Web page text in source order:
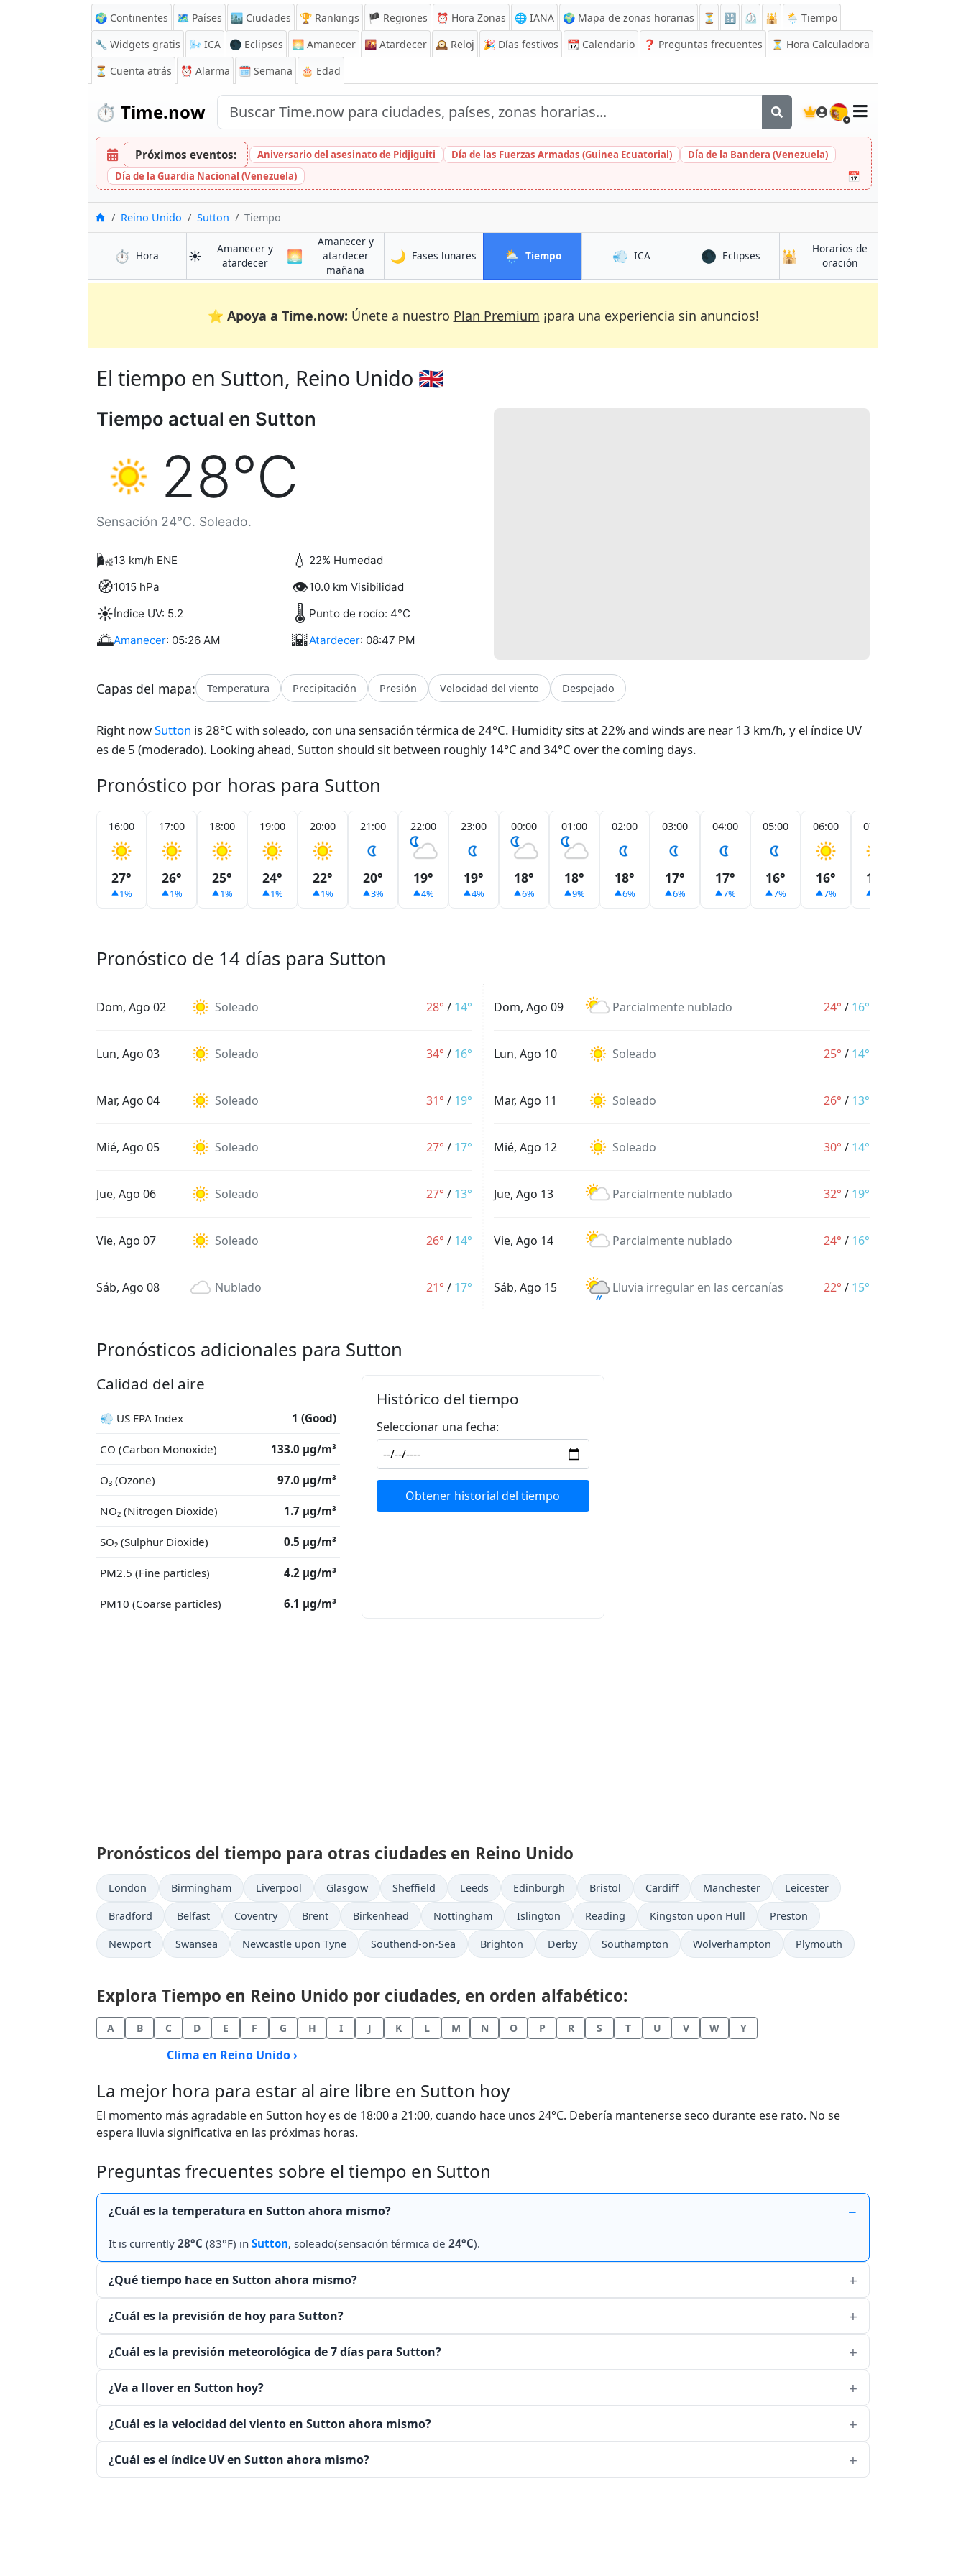
🌍 Continentes 🗺️ Países 🏙️ Ciudades 🏆 Rankings 🏴 Regiones ⏰ Hora Zonas 🌐 IANA 🌍 Mapa de zonas horarias ⏳ 🔡 ⏲️ 🕌
🌦️ Tiempo
🔧 Widgets gratis
🌬️ ICA 🌑 Eclipses 🌅 Amanecer 🌇 Atardecer 🕰️ Reloj 🎉 Días festivos 📆 Calendario ❓ Preguntas frecuentes
⏳ Hora Calculadora
⏳ Cuenta atrás ⏰ Alarma 🗓️ Semana 🎂 Edad
⏱️ Time.now 🇪🇸
Próximos eventos: Aniversario del asesinato de Pidjiguiti Día de las Fuerzas Armadas (Guinea Ecuatorial)
Día de la Bandera (Venezuela)
Día de la Guardia Nacional (Venezuela)
📅
InicioReino Unido Sutton Tiempo
⏱️ Hora en Sutton
☀️
Amanecer y
atardeceren Sutton
🌅
Amanecer y
atardecer
mañana
🌙 Fases lunares en Sutton
🌦️ Tiempoen Sutton 💨 ICAen Sutton 🌑 Eclipsesen Sutton
🕌
Horarios de
oraciónen Sutton
⭐ Apoya a Time.now: Únete a nuestro Plan Premium ¡para una experiencia sin anuncios!
El tiempo en Sutton, Reino Unido 🇬🇧
Tiempo actual en Sutton
28°C
Sensación 24°C. Soleado.
🌬️13 km/h ENE 💧 22% Humedad
🧭1015 hPa 👁️10.0 km Visibilidad
☀️Índice UV: 5.2 🌡️ Punto de rocío: 4°C
🌅Amanecer: 05:26 AM 🌇Atardecer: 08:47 PM
Capas del mapa: Temperatura Precipitación Presión Velocidad del viento Despejado
Right nowSutton is 28°C with soleado, con una sensación térmica de 24°C. Humidity sits at 22% and winds are near 13 km/h, y el índice UV
es de 5 (moderado). Looking ahead, Sutton should sit between roughly 14°C and 34°C over the coming days.
Pronóstico por horas para Sutton
16:00
27°
1%
17:00
26°
1%
18:00
25°
1%
19:00
24°
1%
20:00
22°
1%
21:00
20°
3%
22:00
19°
4%
23:00
19°
4%
00:00
18°
6%
01:00
18°
9%
02:00
18°
6%
03:00
17°
6%
04:00
17°
7%
05:00
16°
7%
06:00
16°
7%
07:00
18°
Pronóstico de 14 días para Sutton
Dom, Ago 02 Soleado 28° / 14°
Lun, Ago 03 Soleado 34° / 16°
Mar, Ago 04 Soleado 31° / 19°
Mié, Ago 05 Soleado 27° / 17°
Jue, Ago 06 Soleado 27° / 13°
Vie, Ago 07 Soleado 26° / 14°
Sáb, Ago 08 Nublado 21° / 17°
Dom, Ago 09 Parcialmente nublado 24° / 16°
Lun, Ago 10 Soleado 25° / 14°
Mar, Ago 11 Soleado 26° / 13°
Mié, Ago 12 Soleado 30° / 14°
Jue, Ago 13 Parcialmente nublado 32° / 19°
Vie, Ago 14 Parcialmente nublado 24° / 16°
Sáb, Ago 15 Lluvia irregular en las cercanías 22° / 15°
Pronósticos adicionales para Sutton
Calidad del aire
💨 US EPA Index 1 (Good)
CO (Carbon Monoxide) 133.0 μg/m³
O₃ (Ozone) 97.0 μg/m³
NO₂ (Nitrogen Dioxide) 1.7 μg/m³
SO₂ (Sulphur Dioxide) 0.5 μg/m³
PM2.5 (Fine particles) 4.2 μg/m³
PM10 (Coarse particles) 6.1 μg/m³
Histórico del tiempo
Seleccionar una fecha:
Obtener historial del tiempo
Pronósticos del tiempo para otras ciudades en Reino Unido
London Birmingham Liverpool Glasgow Sheffield Leeds Edinburgh Bristol Cardiff Manchester Leicester
Bradford Belfast Coventry Brent Birkenhead Nottingham Islington Reading Kingston upon Hull Preston
Newport Swansea Newcastle upon Tyne Southend-on-Sea Brighton Derby Southampton Wolverhampton Plymouth
Explora Tiempo en Reino Unido por ciudades, en orden alfabético:
A B C D E F G H I J K L M N O P R S T U V W Y
Clima en Reino Unido ›
La mejor hora para estar al aire libre en Sutton hoy
El momento más agradable en Sutton hoy es de 18:00 a 21:00, cuando hace unos 24°C. Debería mantenerse seco durante ese rato. No se
espera lluvia significativa en las próximas horas.
Preguntas frecuentes sobre el tiempo en Sutton
¿Cuál es la temperatura en Sutton ahora mismo?
It is currently 28°C (83°F) in Sutton, soleado(sensación térmica de 24°C).
¿Qué tiempo hace en Sutton ahora mismo?
¿Cuál es la previsión de hoy para Sutton?
¿Cuál es la previsión meteorológica de 7 días para Sutton?
¿Va a llover en Sutton hoy?
¿Cuál es la velocidad del viento en Sutton ahora mismo?
¿Cuál es el índice UV en Sutton ahora mismo?